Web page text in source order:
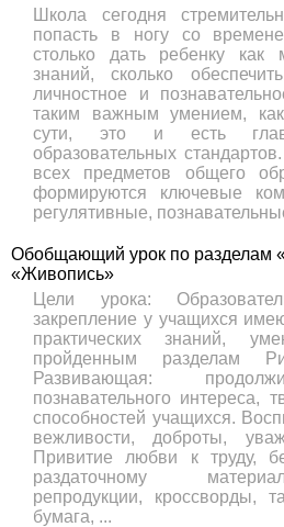
Школа сегодня
попасть в ногу со
столько дать ребенку
знаний, сколько
личностное и
таким важным умением,
сути, это и есть
образовательных
всех предметов общего
формируются ключевые
регулятивные,
Обобщающий урок по разделам
«Живопись»
Цели урока:
закрепление у учащихся
практических знаний,
пройденным разделам
Развивающая:
познавательного интереса,
способностей учащихся.
вежливости, доброты,
Привитие любви к труду,
раздаточному
репродукции, кроссворды,
бумага, ...